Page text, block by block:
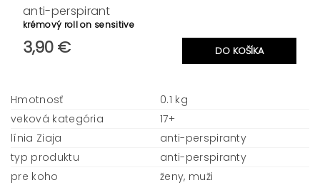
anti-perspirant
krémový roll on sensitive
3,90 €
Hmotnosť
0.1 kg
veková kategória
17+
línia Ziaja
anti-perspiranty
typ produktu
anti-perspiranty
pre koho
ženy, muži